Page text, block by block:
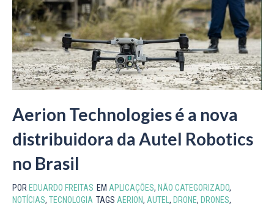
Aerion Technologies é a nova
distribuidora da Autel Robotics
no Brasil
POR EDUARDO FREITAS EM APLICAÇÕES, NÃO CATEGORIZADO,
NOTÍCIAS, TECNOLOGIA TAGS AERION, AUTEL , DRONE, DRONES,